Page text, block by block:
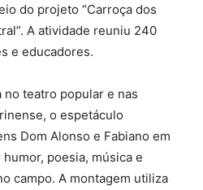
do projeto “Carroça dos
A atividade reuniu 240
e educadores.
teatro popular e nas
o espetáculo
Dom Alonso e Fabiano em
poesia, música e
campo. A montagem utiliza